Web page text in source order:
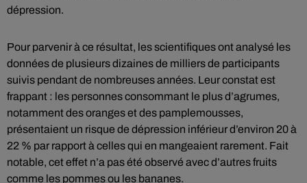
dépression.
Pour parvenir à ce résultat, les scientifiques ont analysé les
données de plusieurs dizaines de milliers de participants
suivis pendant de nombreuses années. Leur constat est
frappant : les personnes consommant le plus d’agrumes,
notamment des oranges et des pamplemousses,
présentaient un risque de dépression inférieur d’environ 20 à
22 % par rapport à celles qui en mangeaient rarement. Fait
notable, cet effet n’a pas été observé avec d’autres fruits
comme les pommes ou les bananes.